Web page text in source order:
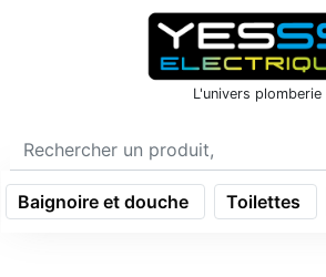
icon menu burger
L'univers plomberie
Baignoire et douche Toilettes